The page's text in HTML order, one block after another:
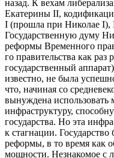
назад. К ве­хам
Екатерины II,
I (прошла при Николае I),
Госу­дарственную думу
реформы Временно­го
го правительства как
государственный аппарат
известно, не была
что, начиная со
вынуждена использовать
инфраструктуру,
государства. Но эта
к стагнации.
реформы, в то время как
мощности. Незнакомое с